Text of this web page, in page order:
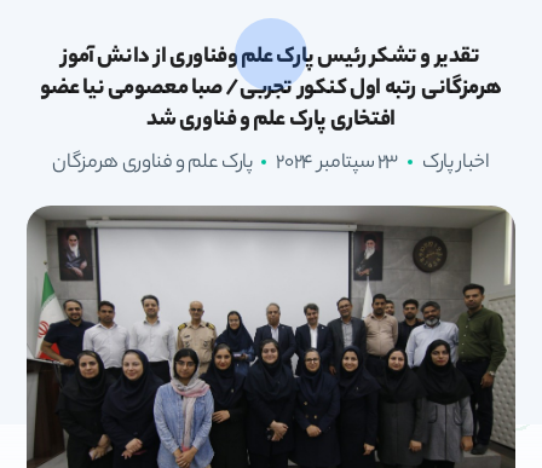
تقدیر و تشکر رئیس پارک علم وفناوری از دانش آموز
هرمزگانی رتبه اول کنکور تجربی/ صبا معصومی نیا عضو
افتخاری پارک علم و فناوری شد
اخبار پارک 23 سپتامبر 2024 پارک علم و فناوری هرمزگان